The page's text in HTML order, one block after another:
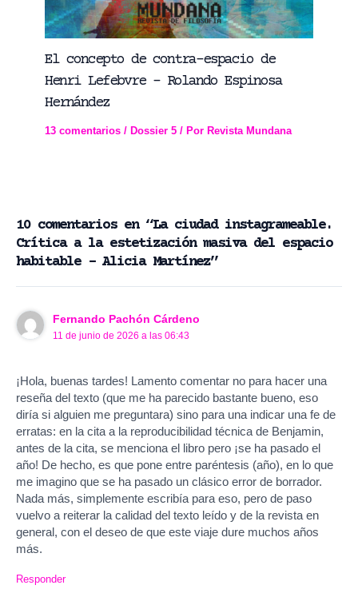
El concepto de contra-espacio de
Henri Lefebvre – Rolando Espinosa
Hernández
13 comentarios / Dossier 5 / Por Revista Mundana
10 comentarios en “La ciudad instagrameable.
Crítica a la estetización masiva del espacio
habitable – Alicia Martínez”
Fernando Pachón Cárdeno
11 de junio de 2026 a las 06:43
¡Hola, buenas tardes! Lamento comentar no para hacer una
reseña del texto (que me ha parecido bastante bueno, eso
diría si alguien me preguntara) sino para una indicar una fe de
erratas: en la cita a la reproducibilidad técnica de Benjamin,
antes de la cita, se menciona el libro pero ¡se ha pasado el
año! De hecho, es que pone entre paréntesis (año), en lo que
me imagino que se ha pasado un clásico error de borrador.
Nada más, simplemente escribía para eso, pero de paso
vuelvo a reiterar la calidad del texto leído y de la revista en
general, con el deseo de que este viaje dure muchos años
más.
Responder